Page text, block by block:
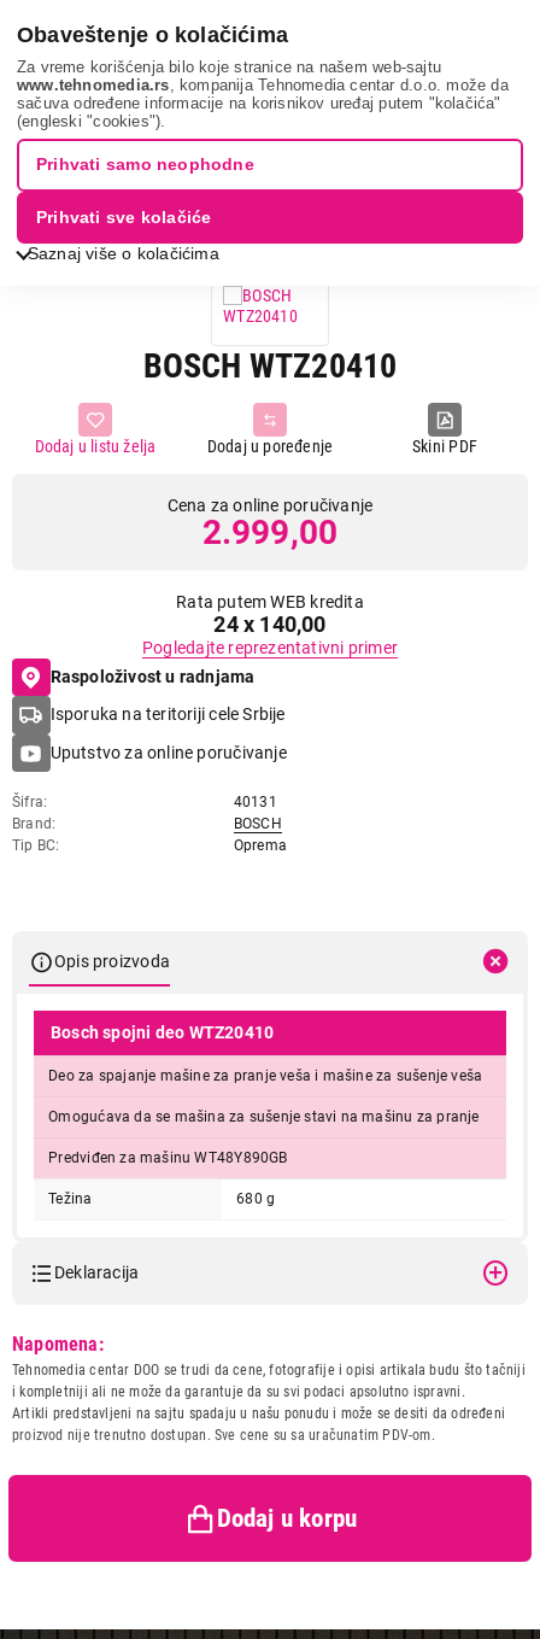
Obaveštenje o kolačićima
Za vreme korišćenja bilo koje stranice na našem web-sajtu
www.tehnomedia.rs , kompanija Tehnomedia centar d.o.o. može da
sačuva određene informacije na korisnikov uređaj putem "kolačića"
(engleski "cookies").
Saznaj više o kolačićima
Prihvati samo neophodne
Prihvati sve kolačiće
Bela tehnika Oprema za belu tehniku
Oprema za veš mašine
Bosch wtz20410...
BOSCH WTZ20410
Skini PDF
Dodaj u poređenje
Dodaj u listu želja
Cena za online poručivanje
2.999,00
Rata putem WEB kredita
24 x 140,00
Pogledajte reprezentativni primer
Raspoloživost u radnjama
Isporuka na teritoriji cele Srbije
Uputstvo za online poručivanje
Šifra
40131
Brand
BOSCH
Tip BC
Oprema
Opis proizvoda
Bosch spojni deo WTZ20410
Deo za spajanje mašine za pranje veša i mašine za sušenje veša
Omogućava da se mašina za sušenje stavi na mašinu za pranje
Predviđen za mašinu WT48Y890GB
Težina 680 g
Deklaracija
Naziv i vrsta robe:
OPREMA I SREDSTVA ZA
BELU TEHNIKU
Uvoznik:
BSH Kućni aparati d.o.o.
Zemlja porekla:
Poljska
Prava potrošača:
Zagarantovana sva prava
zaštiti potrošača
Napomena:
Tehnomedia centar DOO se trudi da cene, fotografije i opisi artikala budu što tačniji
i kompletniji ali ne može da garantuje da su svi podaci apsolutno ispravni.
Artikli predstavljeni na sajtu spadaju u našu ponudu i može se desiti da određeni
proizvod nije trenutno dostupan. Sve cene su sa uračunatim PDV-om.
Dodaj u korpu